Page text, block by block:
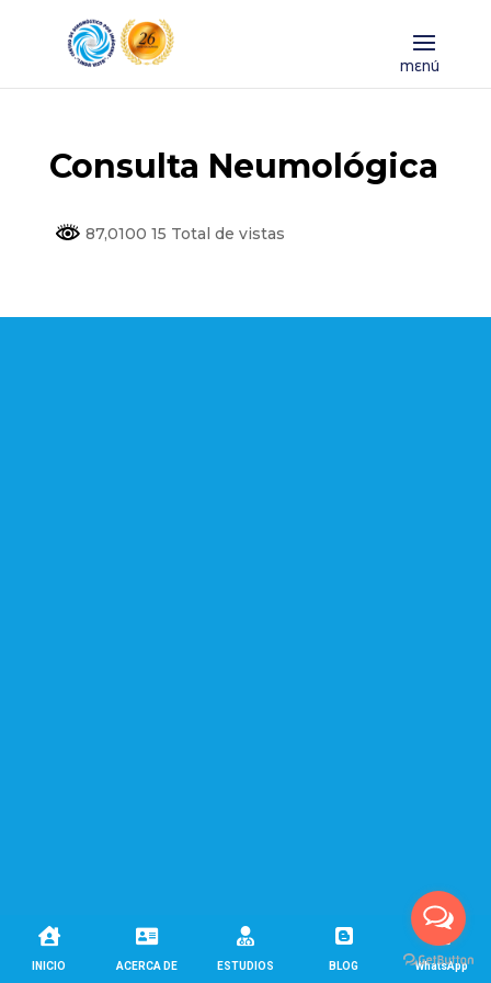
Consulta Neumológica
87,0100 15 Total de vistas

INICIO

ACERCA DE

ESTUDIOS

BLOG

WhatsApp